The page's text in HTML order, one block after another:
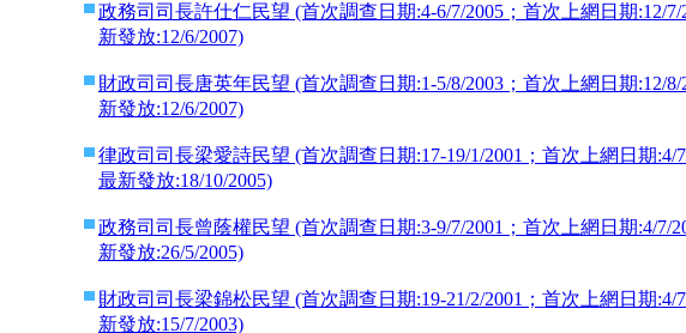
政務司司長許仕仁民望 (首次調查日期:4-6/7/2005；首次上網日期:12/
新發放:12/6/2007)
財政司司長唐英年民望 (首次調查日期:1-5/8/2003；首次上網日期:12/
新發放:12/6/2007)
律政司司長梁愛詩民望 (首次調查日期:17-19/1/2001；首次上網日期:4/
最新發放:18/10/2005)
政務司司長曾蔭權民望 (首次調查日期:3-9/7/2001；首次上網日期:4/7/
新發放:26/5/2005)
財政司司長梁錦松民望 (首次調查日期:19-21/2/2001；首次上網日期:4/
新發放:15/7/2003)